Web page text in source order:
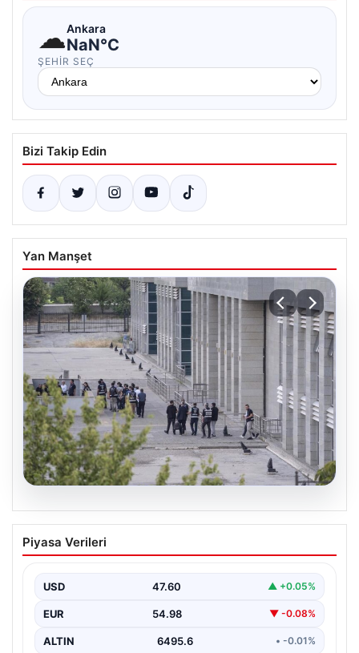
☁Ankara
NaN°C
ŞEHIR SEÇ
Bizi Takip Edin
Yan Manşet
Etimesgut Belediyesi’nde Geniş
Kapsamlı Soruşturma: Başkan
Çıktı
Ankara'nın Etimesgut ilçesinde yer alan belediyeye
yönelik yürütülen kapsamlı bir soruşturmanın son
Piyasa Verileri
USD 47.60 ▲ +0.05%
EUR 54.98 ▼ -0.08%
ALTIN 6495.6 • -0.01%